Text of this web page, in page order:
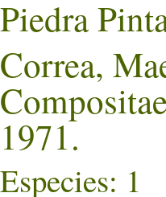
Piedra
Correa,
1971.
Especies: 1